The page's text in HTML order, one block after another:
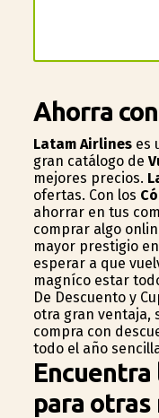
Ahorra
Latam Airlineses
gran catálogo de
mejores precios.
ofertas. Con los
ahorrar en tus
comprar algo
mayor prestigio en
esperar a que
magnífico estar
De Descuento y
otra gran ventaja,
compra con
todo el año
para otras